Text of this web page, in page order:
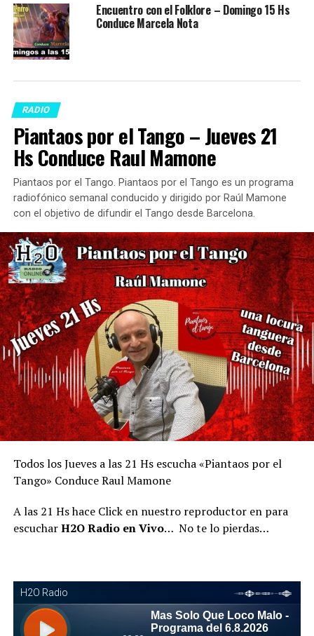
Encuentro con el Folklore – Domingo 15 Hs
Conduce Marcela Nota
RADIO
Piantaos por el Tango – Jueves 21
Hs Conduce Raul Mamone
Piantaos por el Tango. Piantaos por el Tango es un programa
radiofónico semanal conducido y dirigido por Raúl Mamone
con el objetivo de difundir el Tango desde Barcelona.
Todos los Jueves a las 21 Hs escucha «Piantaos por el
Tango» Conduce Raul Mamone
A las 21 Hs hace Click en nuestro reproductor en para
escucharH2O Radio en Vivo… No te lo pierdas…